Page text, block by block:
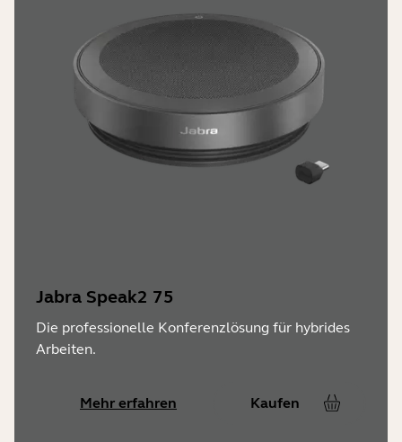
Jabra Speak2 75
Die professionelle Konferenzlösung für hybrides
Arbeiten.
Mehr erfahren Kaufen